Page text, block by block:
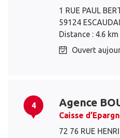
1 RUE PAUL
59124
Distance : 4.6 km
Ouvert
4 Agence
Caisse
72 76 RUE